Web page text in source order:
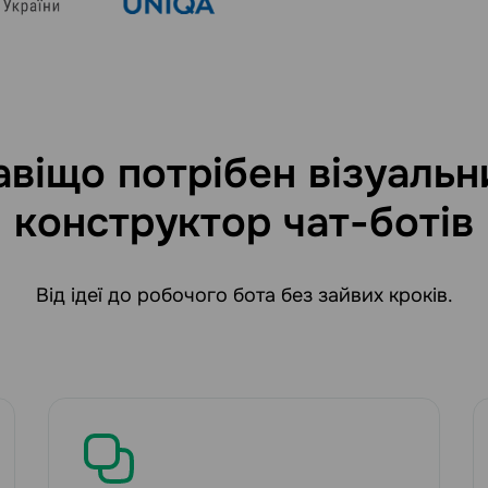
потрібен
конструктор чат-ботів
Від ідеї до робочого бота без зайвих кроків.